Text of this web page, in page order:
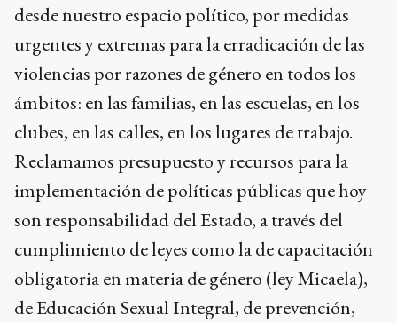
desde nuestro espacio político, por medidas
urgentes y extremas para la erradicación de las
violencias por razones de género en todos los
ámbitos: en las familias, en las escuelas, en los
clubes, en las calles, en los lugares de trabajo.
Reclamamos presupuesto y recursos para la
implementación de políticas públicas que hoy
son responsabilidad del Estado, a través del
cumplimiento de leyes como la de capacitación
obligatoria en materia de género (ley Micaela),
de Educación Sexual Integral, de prevención,